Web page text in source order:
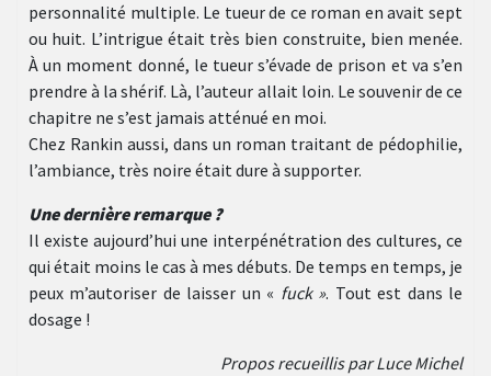
personnalité multiple. Le tueur de ce roman en avait sept
ou huit. L’intrigue était très bien construite, bien menée.
À un moment donné, le tueur s’évade de prison et va s’en
prendre à la shérif. Là, l’auteur allait loin. Le souvenir de ce
chapitre ne s’est jamais atténué en moi.
Chez Rankin aussi, dans un roman traitant de pédophilie,
l’ambiance, très noire était dure à supporter.
Une dernière remarque ?
Il existe aujourd’hui une interpénétration des cultures, ce
qui était moins le cas à mes débuts. De temps en temps, je
peux m’autoriser de laisser un « fuck ». Tout est dans le
dosage !
Propos recueillis par Luce Michel